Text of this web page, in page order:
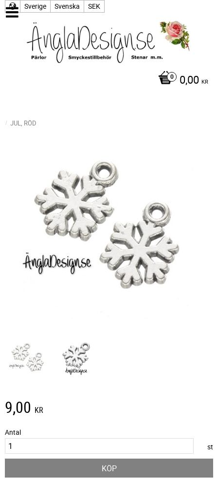
Sverige Svenska SEK
0,00 KR
JUL, RÖD
9,00 KR
Antal
st
KÖP